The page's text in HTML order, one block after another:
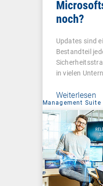
noch?
Updates sind
Bestandteil
in vielen
Weiterlesen
Management Suite